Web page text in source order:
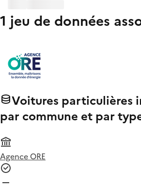
1 jeu de données
Voitures particulières
par commune et par
Agence ORE